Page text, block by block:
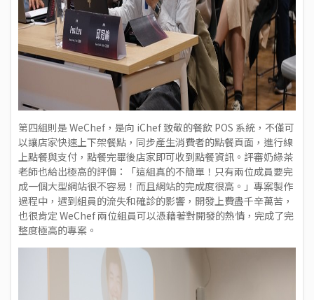
第四組則是 WeChef，是向 iChef 致敬的餐飲 POS 系統，不僅可
以讓店家快速上下架餐點，同步產生消費者的點餐頁面，進行線
上點餐與支付，點餐完畢後店家即可收到點餐資訊。評審奶綠茶
老師也給出極高的評價：「這組真的不簡單！只有兩位成員要完
成一個大型網站很不容易！而且網站的完成度很高。」專案製作
過程中，遇到組員的流失和確診的影響，開發上費盡千辛萬苦，
也很肯定 WeChef 兩位組員可以憑藉著對開發的熱情，完成了完
整度極高的專案。